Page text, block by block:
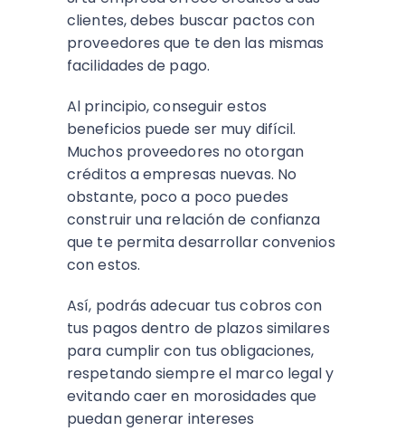
clientes, debes buscar pactos con
proveedores que te den las mismas
facilidades de pago.
Al principio, conseguir estos
beneficios puede ser muy difícil.
Muchos proveedores no otorgan
créditos a empresas nuevas. No
obstante, poco a poco puedes
construir una relación de confianza
que te permita desarrollar convenios
con estos.
Así, podrás adecuar tus cobros con
tus pagos dentro de plazos similares
para cumplir con tus obligaciones,
respetando siempre el marco legal y
evitando caer en morosidades que
puedan generar intereses